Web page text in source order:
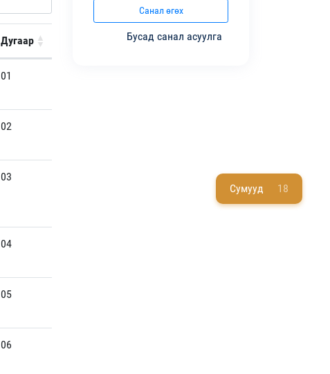
Сумууд 18
Дугаар
01
02
03
04
05
06
Санал өгөх
Бусад санал асуулга